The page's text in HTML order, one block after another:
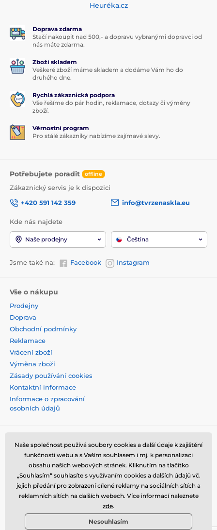
Heuréka.cz
Doprava zdarma
Stačí nakoupit nad 500,- a dopravu vybranými dopravci od
nás máte zdarma.
Zboží skladem
Veškeré zboží máme skladem a dodáme Vám ho do
druhého dne.
Rychlá zákaznická podpora
Vše řešíme do pár hodin, reklamace, dotazy či výměny
zboží.
Věrnostní program
Pro stálé zákazníky nabízíme zajímavé slevy.
Potřebujete poradit offline
Zákaznický servis je k dispozici
+420 591 142 359
info@tvrzenaskla.eu
Kde nás najdete
Naše prodejny Čeština
Jsme také na: Facebook Instagram
Vše o nákupu
Prodejny
Doprava
Obchodní podmínky
Reklamace
Vrácení zboží
Výměna zboží
Zásady používání cookies
Kontaktní informace
Informace o zpracování
osobních údajů
Naše společnost používá soubory cookies a další údaje k zajištění
funkčnosti webu a s Vaším souhlasem i mj. k personalizaci
obsahu našich webových stránek. Kliknutím na tlačítko
„Souhlasím“ souhlasíte s využívaním cookies a dalších údajů vč.
jejich předání pro zobrazení cílené reklamy na sociálních sítích a
reklamních sítích na dalších webech. Více informací naleznete
zde.
Nesouhlasím